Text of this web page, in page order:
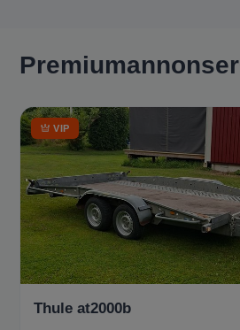
Premiumannonser
VIP
Thule at2000b